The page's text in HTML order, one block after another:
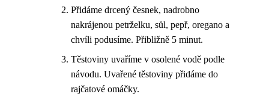
Přidáme drcený česnek, nadrobno
nakrájenou petrželku, sůl, pepř, oregano a
chvíli podusíme. Přibližně 5 minut.
Těstoviny uvaříme v osolené vodě podle
návodu. Uvařené těstoviny přidáme do
rajčatové omáčky.